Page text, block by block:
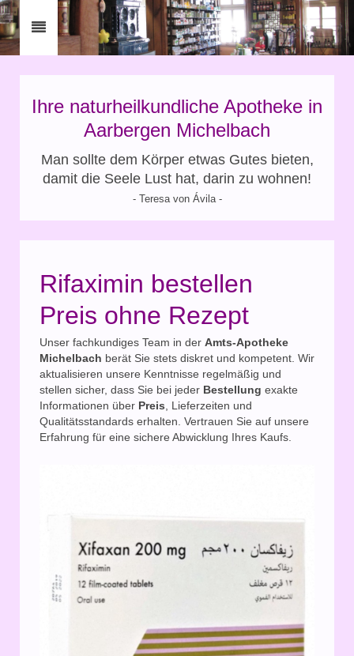
Ihre naturheilkundliche Apotheke in
Aarbergen Michelbach
Man sollte dem Körper etwas Gutes bieten,
damit die Seele Lust hat, darin zu wohnen!
- Teresa von Ávila -
Rifaximin bestellen
Preis ohne Rezept
Unser fachkundiges Team in der Amts-Apotheke
Michelbach berät Sie stets diskret und kompetent. Wir
aktualisieren unsere Kenntnisse regelmäßig und
stellen sicher, dass Sie bei jeder Bestellung exakte
Informationen über Preis , Lieferzeiten und
Qualitätsstandards erhalten. Vertrauen Sie auf unsere
Erfahrung für eine sichere Abwicklung Ihres Kaufs.